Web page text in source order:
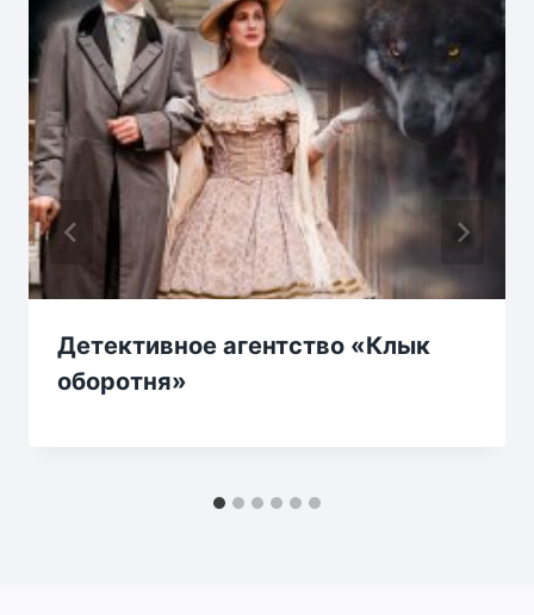
Детективное агентство «Клык
оборотня»